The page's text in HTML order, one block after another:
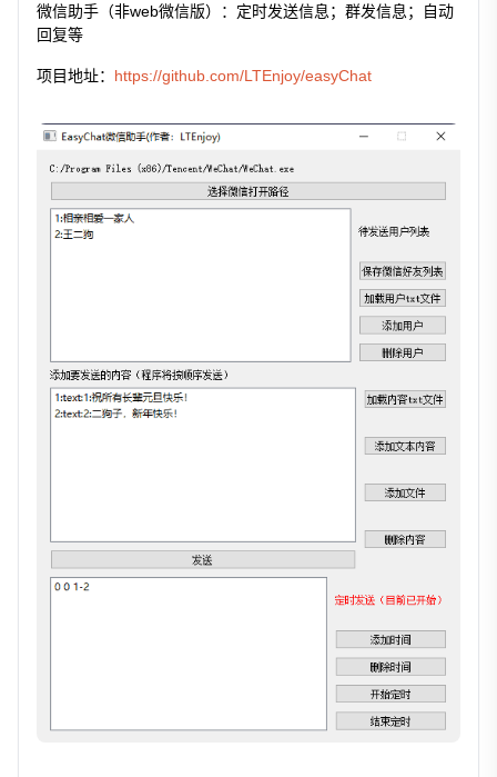
微信助手（非web微信版）：定时发送信息；群发信息；自动
回复等
项目地址： https://github.com/LTEnjoy/easyChat